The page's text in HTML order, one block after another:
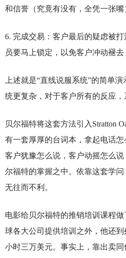
和信誉（究竟有没有，全凭一张嘴
6. 完成交易：客户最后的疑虑被
员要马上锁定，以免客户冲动褪去
上述就是“直线说服系统”的简单
统更复杂，对于客户所有的反应，
贝尔福特将这套方法引入Stratton
有一套厚厚的台词本，拿起电话怎
客户犹豫怎么说，客户动摇怎么
尔福特的掌握之中。依靠这套学问
无往而不利。
电影给贝尔福特的推销培训课程
球各大公司提供培训之外，他还
小时三万美元。事实上，靠出卖